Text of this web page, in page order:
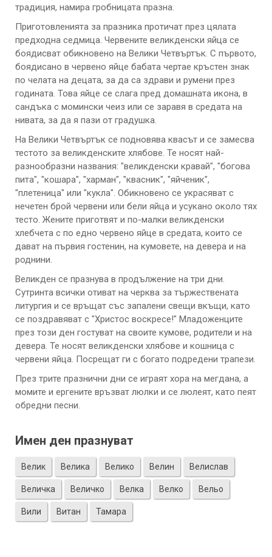
традиция, намира гробницата празна.
Приготовленията за празника протичат през цялата
предходна седмица. Червените великденски яйца се
боядисват обикновено на Велики Четвъртък. С първото,
боядисано в червено яйце бабата чертае кръстен знак
по челата на децата, за да са здрави и румени през
годината. Това яйце се слага пред домашната икона, в
сандъка с момински чеиз или се заравя в средата на
нивата, за да я пази от градушка.
На Велики Четвъртък се подновява квасът и се замесва
тестото за великденските хлябове. Те носят най-
разнообразни названия: "великденски кравай", "богова
пита", "кошара", "харман", "квасник", "яйченик",
"плетеница" или "кукла". Обикновено се украсяват с
нечетен брой червени или бели яйца и усукано около тях
тесто. Жените приготвят и по-малки великденски
хлебчета с по едно червено яйце в средата, които се
дават на първия гостенин, на кумовете, на девера и на
роднини.
Великден се празнува в продължение на три дни.
Сутринта всички отиват на черква за тържествената
литургия и се връщат със запалени свещи вкъщи, като
се поздравяват с "Христос воскресе!" Младоженците
през този ден гостуват на своите кумове, родители и на
девера. Те носят великденски хлябове и кошница с
червени яйца. Посрещат ги с богато подредени трапези.
През трите празнични дни се играят хора на мегдана, а
момите и ергените връзват люлки и се люлеят, като пеят
обредни песни.
Имен ден празнуват
Велик Велика Велико Велин Велислав
Величка Величко Велка Велко Вельо
Вили Витан Тамара